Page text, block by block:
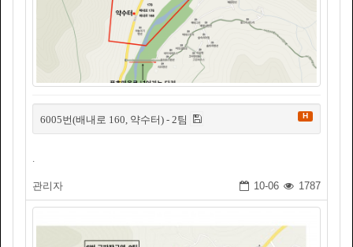
6005번(배내로 160, 약수터) - 2팀 H
.
관리자 10-06 1787